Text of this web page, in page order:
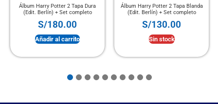
Álbum Harry Potter 2 Tapa Dura
(Edit. Berlín) + Set completo
S/180.00
Añadir al carrito
Álbum Harry Potter 2 Tapa Blanda
(Edit. Berlín) + Set completo
S/130.00
Sin stock